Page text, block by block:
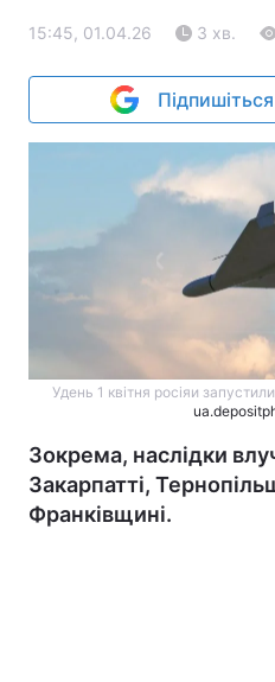
15:45, 01.04.26 3 хв.
Удень 1 квітня росіяи
Зокрема, наслідки
Закарпатті,
Франківщині.